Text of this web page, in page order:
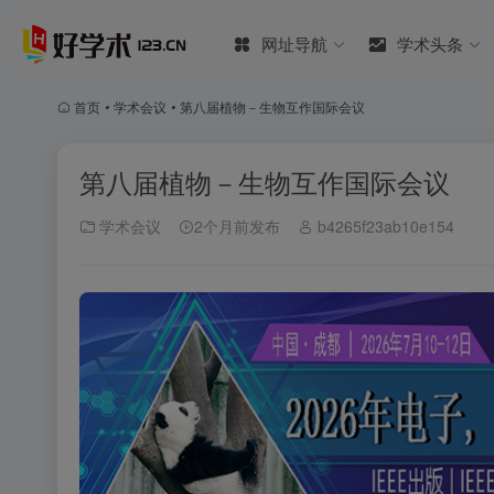
网址导航 学术头条
首页 • 学术会议 • 第八届植物－生物互作国际会议
第八届植物－生物互作国际会议
学术会议 2个月前发布 b4265f23ab10e154